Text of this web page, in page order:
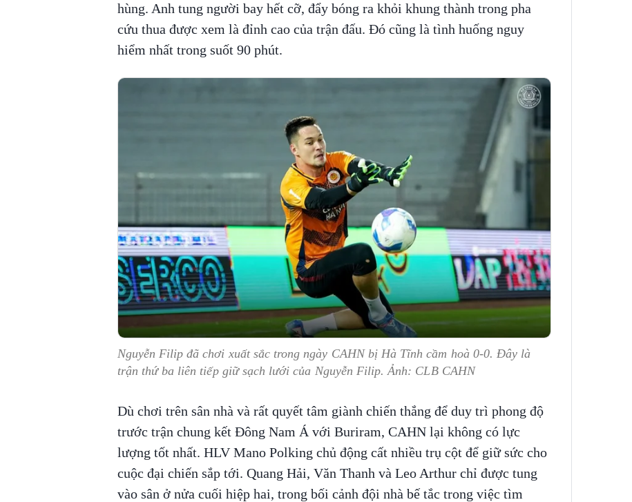
hùng. Anh tung người bay hết cỡ, đẩy bóng ra khỏi khung thành trong pha
cứu thua được xem là đỉnh cao của trận đấu. Đó cũng là tình huống nguy
hiểm nhất trong suốt 90 phút.
Nguyễn Filip đã chơi xuất sắc trong ngày CAHN bị Hà Tĩnh cầm hoà 0-0. Đây là
trận thứ ba liên tiếp giữ sạch lưới của Nguyễn Filip. Ảnh: CLB CAHN
Dù chơi trên sân nhà và rất quyết tâm giành chiến thắng để duy trì phong độ
trước trận chung kết Đông Nam Á với Buriram, CAHN lại không có lực
lượng tốt nhất. HLV Mano Polking chủ động cất nhiều trụ cột để giữ sức cho
cuộc đại chiến sắp tới. Quang Hải, Văn Thanh và Leo Arthur chỉ được tung
vào sân ở nửa cuối hiệp hai, trong bối cảnh đội nhà bế tắc trong việc tìm